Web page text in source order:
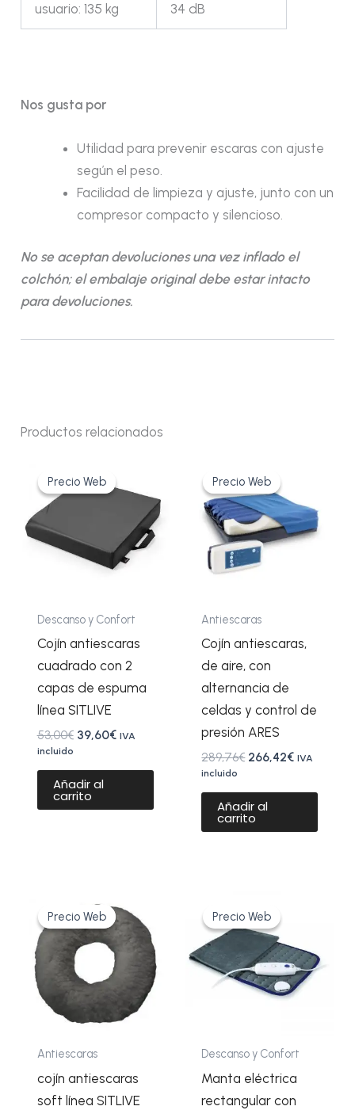
usuario: 135 kg
34 dB
Nos gusta por
Utilidad para prevenir escaras con ajuste
según el peso.
Facilidad de limpieza y ajuste, junto con un
compresor compacto y silencioso.
No se aceptan devoluciones una vez inflado el
colchón; el embalaje original debe estar intacto
para devoluciones.
Productos relacionados
Precio Web
Precio Web
Descanso y Confort
Cojín antiescaras
cuadrado con 2
capas de espuma
línea SITLIVE
53,00€
precio
original
39,60€
actual
39,60€.
IVA
incluido
Añadir al
carrito
Precio Web
Precio Web
Antiescaras
Cojín antiescaras,
de aire, con
alternancia de
celdas y control de
presión ARES
289,76€
precio
original
era:
289,76€.
266,42€
es:
266,42€.
IVA
incluido
Añadir al
carrito
Precio Web
Precio Web
Antiescaras
cojín antiescaras
soft línea SITLIVE
precio
original
era:
40,00€.
precio
actual
es:
29,80€.
producto
tiene
múltiples
variantes.
Precio Web
Precio Web
Descanso y Confort
Manta eléctrica
rectangular con
precio
original
era:
51,50€.
actual
es:
39,95€.